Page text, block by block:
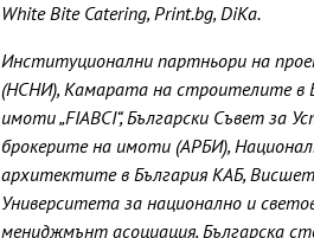
White Bite Catering, Print.bg, DiKa.
Институционални партньори на
(НСНИ), Камарата на строителите в
имоти „FIABCI“, Български Съвет за
брокерите на имоти (АРБИ),
архитектите в България КАБ,
Университета за национално и
мениджмънт асоциация, Българска